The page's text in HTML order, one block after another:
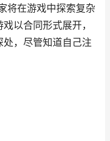
将在游戏中探索复杂
以合同形式展开，
，尽管知道自己注